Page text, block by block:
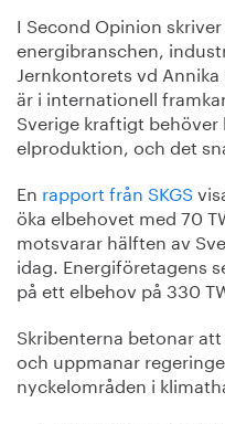
I Second Opinion
energibranschen,
Jernkontorets vd
är i internationell
Sverige kraftigt
elproduktion, och det
En rapport från SKGS
öka elbehovet med 70
motsvarar hälften av
idag. Energiföretagens
på ett elbehov på 330
Skribenterna betonar
och uppmanar
nyckelområden i